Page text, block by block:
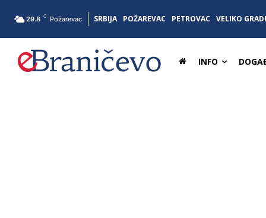
29.8 C Požarevac SRBIJA POŽAREVAC PETROVAC VELIKO
INFO